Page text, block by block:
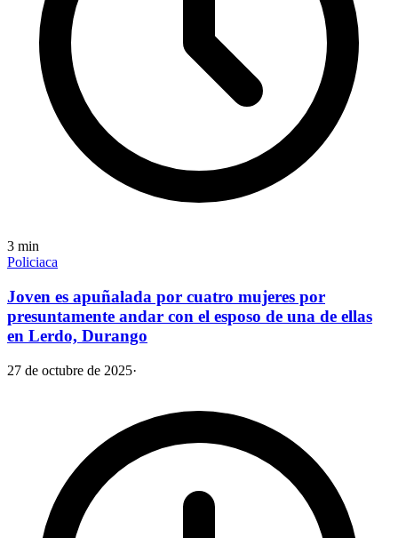
3 min
Policiaca
Joven es apuñalada por cuatro mujeres por
presuntamente andar con el esposo de una de ellas
en Lerdo, Durango
27 de octubre de 2025·